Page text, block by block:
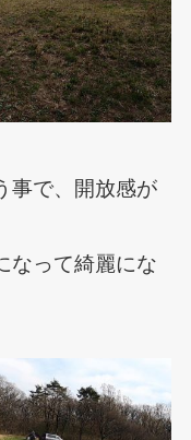
事で、開放感が
なって綺麗にな